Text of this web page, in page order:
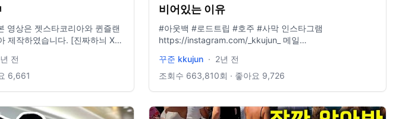
였습니다. [진짜하늬 X
에 제가 광고를 받아서 친한 동
담아 더 열
jetstarkorea?
전
6,661
비어있는 이유
#아웃백 #로드트립 #호주 #사막 인스타그램
https://instagram.com/_kkujun_ 메일
출 → www.youtube.com/@kkujun2 🎬 _____ 낮엔 여행하
고 밤엔 이런 걸 만듭니다▼
꾸준 kkujun · 2년 전
조회수 663,810회 · 좋아요 9,726